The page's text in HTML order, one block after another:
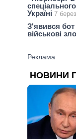
Україні 7
З'явився бот
військові